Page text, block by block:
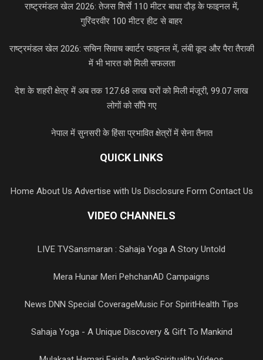
राष्ट्रमंडल खेल 2026: तेजस शिर्से 110 मीटर बाधा दौड़ के फाइनल में,
गुरिंदरवीर 100 मीटर हीट से बाहर
राष्ट्रमंडल खेल 2026: सचिन सिवाच क्वार्टर फाइनल में, लंबी कूद और पैरा तैराकी
में भी भारत को मिली सफलता
देश के शहरी क्षेत्र में अब तक 127.68 लाख घरों को मिली मंजूरी, 99.07 लाख
लोगों को सौंपे गए
नेपाल में सुनसरी के हिंसा प्रभावित क्षेत्रों में सेना तैनात
QUICK LINKS
Home About Us Advertise with Us Disclosure Form Contact Us
VIDEO CHANNELS
LIVE TVSansmaran : Sahaja Yoga A Story Untold
Mera Hunar Meri PehchanAD Campaigns
News DNN Special CoverageMusic For SpiritHealth Tips
Sahaja Yoga - A Unique Discovery & Gift To Mankind